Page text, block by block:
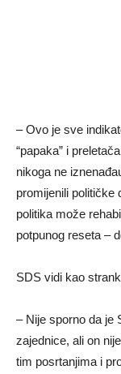
– Ovo je sve
“papaka” i
nikoga ne
promijenili političke
politika može
potpunog reseta –
SDS vidi kao
– Nije sporno da je
zajednice, ali on
tim posrtanjima i